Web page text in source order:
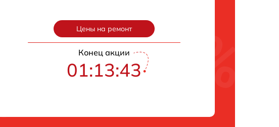
Цены на ремонт
Конец акции
01:13:43